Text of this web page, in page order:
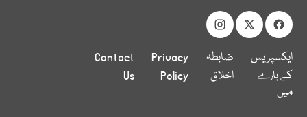
ایکسپریس
کے بارے
میں
ضابطہ
اخلاق
Privacy
Policy
Contact
Us